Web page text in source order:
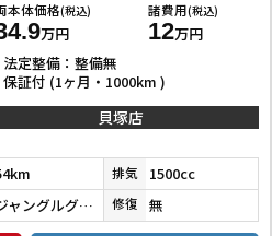
本体価格(税込)
万円
諸費用(税込)
12万円
法定整備：整備無
保証付 (1ヶ月・1000km )
貝塚店
排気 1500cc
ジャングルグリーン２ 修復 無